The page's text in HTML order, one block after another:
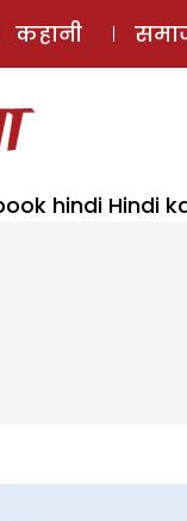
कहानी
hindi Hindi